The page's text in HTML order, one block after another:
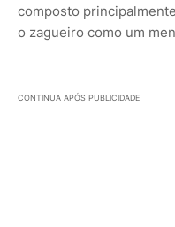
composto
o zagueiro como um
CONTINUA APÓS PUBLICIDADE